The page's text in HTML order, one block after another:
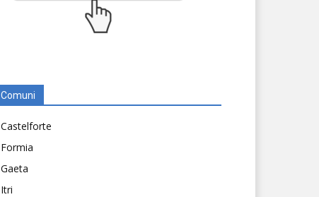
Comuni
Castelforte
Formia
Gaeta
Itri